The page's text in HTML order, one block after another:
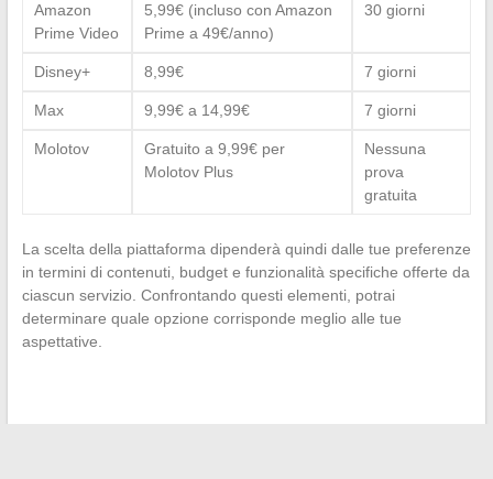
Amazon
Prime Video
5,99€ (incluso con Amazon
Prime a 49€/anno)
30 giorni
Disney+ 8,99€ 7 giorni
Max 9,99€ a 14,99€ 7 giorni
Molotov
Gratuito a 9,99€ per
Molotov Plus
Nessuna
prova
gratuita
La scelta della piattaforma dipenderà quindi dalle tue preferenze
in termini di contenuti, budget e funzionalità specifiche offerte da
ciascun servizio. Confrontando questi elementi, potrai
determinare quale opzione corrisponde meglio alle tue
aspettative.